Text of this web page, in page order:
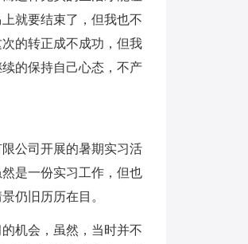
就要结束了，但我也不
的转正成不成功，但我
的保持自己心态，不产
公司开展的暑期实习活
是一份实习工作，但也
仍旧历历在目。
机会，虽然，当时并不